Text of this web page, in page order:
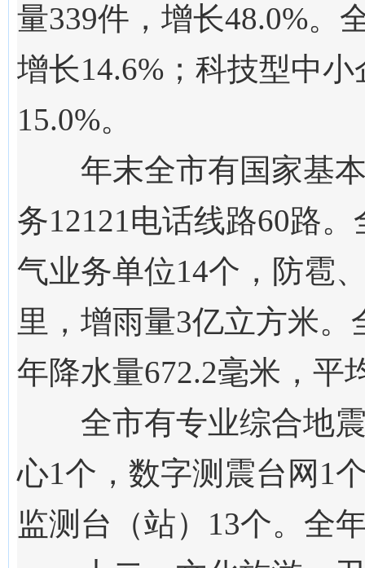
量339件 ，增长48.0%。
增长14.6%； 科技型中小
15.0%。
年末全市有国家基
务12121电话线路60路
气业务单位14个，防雹
里，增雨量3亿立方米
年降水量672.2毫米，平
全市有专业综合地
心1个，数字测震台网1
监测台（站）13个。全